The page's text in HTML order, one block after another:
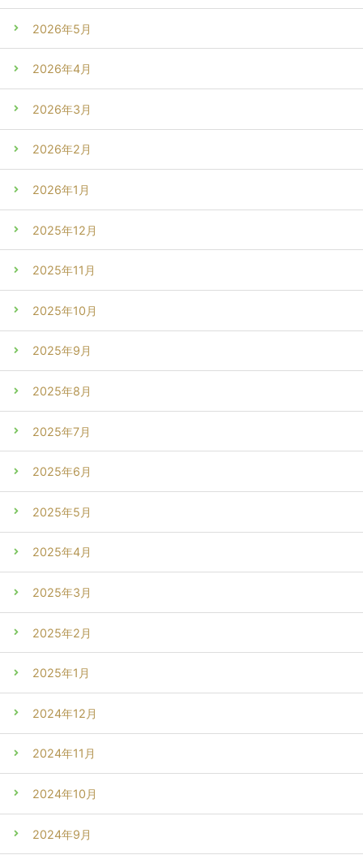
2026年5月
2026年4月
2026年3月
2026年2月
2026年1月
2025年12月
2025年11月
2025年10月
2025年9月
2025年8月
2025年7月
2025年6月
2025年5月
2025年4月
2025年3月
2025年2月
2025年1月
2024年12月
2024年11月
2024年10月
2024年9月